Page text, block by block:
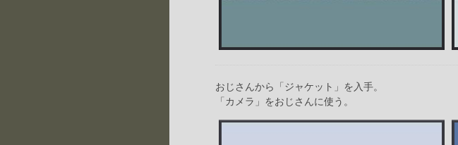
おじさんから「ジャケット」を入手。
「カメラ」をおじさんに使う。